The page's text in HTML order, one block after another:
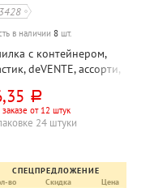
в наличии 8 шт.
с контейнером,
deVENTE, ассорти,
руб.
от 12 штук
24 штуки
СПЕЦПРЕДЛОЖЕНИЕ
во
Скидка Цена